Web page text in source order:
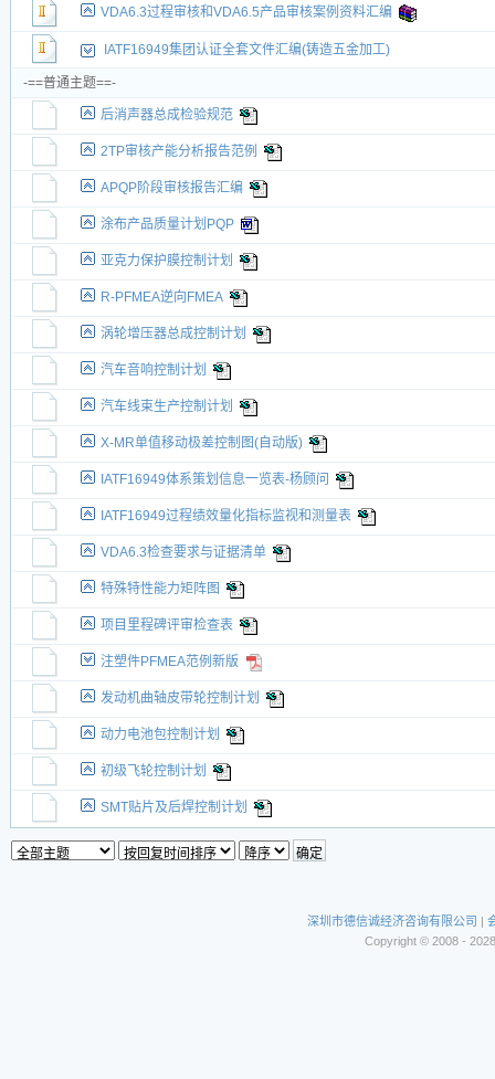
VDA6.3过程审核和VDA6.5产品审核案例资料汇编
IATF16949集团认证全套文件汇编(铸造五金加工)
-==普通主题==-
后消声器总成检验规范
2TP审核产能分析报告范例
APQP阶段审核报告汇编
涂布产品质量计划PQP
亚克力保护膜控制计划
R-PFMEA逆向FMEA
涡轮增压器总成控制计划
汽车音响控制计划
汽车线束生产控制计划
X-MR单值移动极差控制图(自动版)
IATF16949体系策划信息一览表-杨顾问
IATF16949过程绩效量化指标监视和测量表
VDA6.3检查要求与证据清单
特殊特性能力矩阵图
项目里程碑评审检查表
注塑件PFMEA范例新版
发动机曲轴皮带轮控制计划
动力电池包控制计划
初级飞轮控制计划
SMT贴片及后焊控制计划
深圳市德信诚经济咨询有限公司 |
Copyright © 2008 -